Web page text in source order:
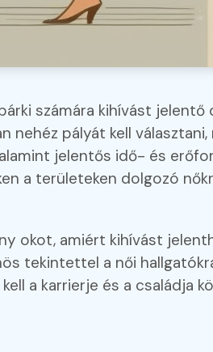
számára kihívást
nehéz pályát kell
jelentős idő- és
a területeken dolgozó
okot, amiért kihívást
tekintettel a női
a karrierje és a